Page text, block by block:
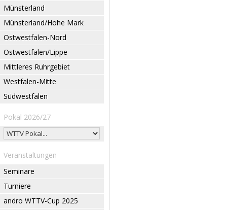
Münsterland
Münsterland/Hohe Mark
Ostwestfalen-Nord
Ostwestfalen/Lippe
Mittleres Ruhrgebiet
Westfalen-Mitte
Südwestfalen
Pokal 2026/27
Veranstaltungen
Seminare
Turniere
andro WTTV-Cup 2025